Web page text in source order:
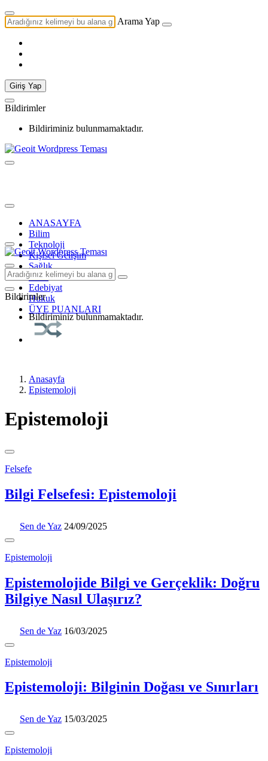
Arama Yap
Giriş Yap
Bildirimler
Bildiriminiz bulunmamaktadır.
ANASAYFA
Bilim
Teknoloji
Kişisel Gelişim
Sağlık
Tarih
Edebiyat
Hukuk
ÜYE PUANLARI
Bildirimler
Bildiriminiz bulunmamaktadır.
Anasayfa
Epistemoloji
Epistemoloji
Felsefe
Bilgi Felsefesi: Epistemoloji
Sen de Yaz 24/09/2025
Epistemoloji
Epistemolojide Bilgi ve Gerçeklik: Doğru
Bilgiye Nasıl Ulaşırız?
Sen de Yaz 16/03/2025
Epistemoloji
Epistemoloji: Bilginin Doğası ve Sınırları
Sen de Yaz 15/03/2025
Epistemoloji